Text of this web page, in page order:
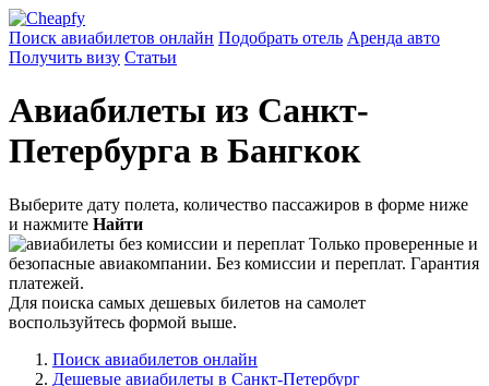
Поиск авиабилетов онлайн Подобрать отель Аренда авто
Получить визу Статьи
Авиабилеты из Санкт-
Петербурга в Бангкок
Выберите дату полета, количество пассажиров в форме ниже
и нажмите Найти
Только проверенные и
безопасные авиакомпании. Без комиссии и переплат. Гарантия
платежей.
Для поиска самых дешевых билетов на самолет
воспользуйтесь формой выше.
Поиск авиабилетов онлайн
Дешевые авиабилеты в Санкт-Петербург